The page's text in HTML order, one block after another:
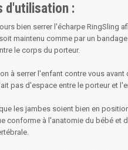
d'utilisation :
bien serrer l'écharpe RingSling
maintenu comme par un
le corps du porteur.
à serrer l'enfant contre vous avant
pas d'espace entre le porteur et
les jambes soient bien en
conforme à l'anatomie du bébé et